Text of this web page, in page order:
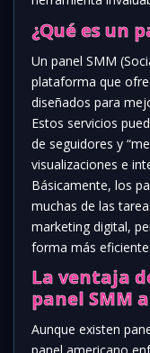
¿Qué es un
Un panel SMM
plataforma que
diseñados para
Estos servicios
de seguidores y
visualizaciones e
Básicamente, los
muchas de las
marketing digital,
forma más eficiente.
La ventaja
panel SMM
Aunque existen